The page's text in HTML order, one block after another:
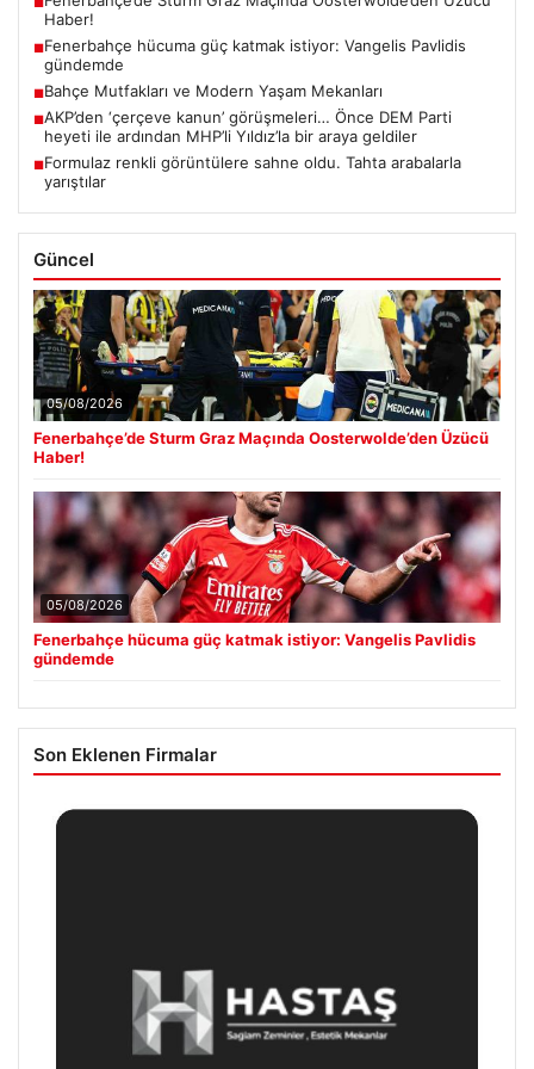
Haber!
■Fenerbahçe hücuma güç katmak istiyor: Vangelis Pavlidis
gündemde
■Bahçe Mutfakları ve Modern Yaşam Mekanları
■AKP’den ‘çerçeve kanun’ görüşmeleri… Önce DEM Parti
heyeti ile ardından MHP’li Yıldız’la bir araya geldiler
■Formulaz renkli görüntülere sahne oldu. Tahta arabalarla
yarıştılar
Güncel
05/08/2026
Fenerbahçe’de Sturm Graz Maçında Oosterwolde’den Üzücü
Haber!
05/08/2026
Fenerbahçe hücuma güç katmak istiyor: Vangelis Pavlidis
gündemde
Son Eklenen Firmalar